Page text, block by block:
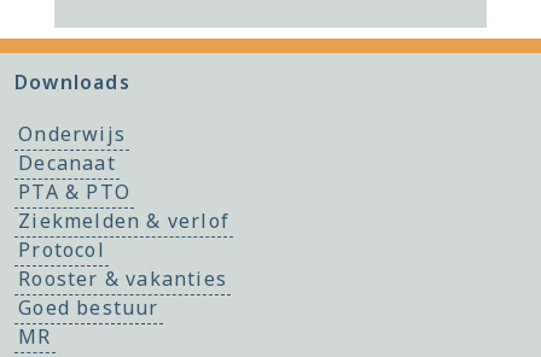
Downloads
Onderwijs
Decanaat
PTA & PTO
Ziekmelden & verlof
Protocol
Rooster & vakanties
Goed bestuur
MR